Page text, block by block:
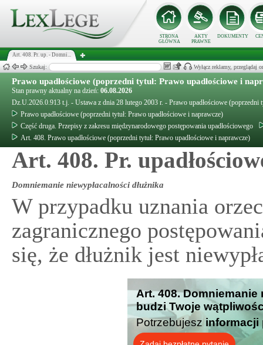
STRONA
GŁÓWNA
AKTY
PRAWNE
DOKUMENTY
Art. 408. Pr. up. - Domni...
Szukaj: Wyłącz reklamy, przeglądaj
Prawo upadłościowe (poprzedni tytuł: Prawo upadłościowe i
Stan prawny aktualny na dzień: 06.08.2026
Dz.U.2026.0.913 t.j. - Ustawa z dnia 28 lutego 2003 r. - Prawo upadłościowe (poprzedni
Prawo upadłościowe (poprzedni tytuł: Prawo upadłościowe i naprawcze)
Część druga. Przepisy z zakresu międzynarodowego postępowania upadłościowego
Art. 408. Prawo upadłościowe (poprzedni tytuł: Prawo upadłościowe i naprawcze)
Art. 408. Pr.
Domniemanie niewypłacalności dłużnika
W przypadku uznania
zagranicznego
się, że dłużnik jest
Art. 408. Domniemanie
budzi Twoje
Potrzebujesz informacji